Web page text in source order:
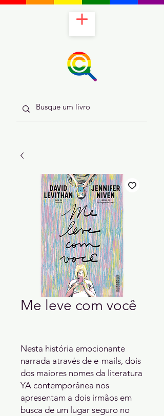
Me leve com você
Nesta história emocionante
narrada através de e-mails, dois
dos maiores nomes da literatura
YA contemporânea nos
apresentam a dois irmãos em
busca de um lugar seguro no